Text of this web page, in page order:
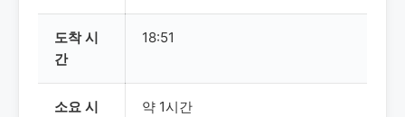
도착 시
간
18:51
소요 시
약 1시간